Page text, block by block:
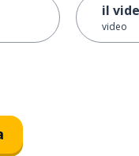
il
video